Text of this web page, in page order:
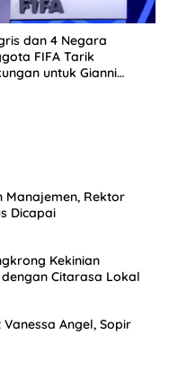
dan 4 Negara
FIFA Tarik
untuk Gianni
Manajemen, Rektor
Dicapai
Kekinian
Citarasa Lokal
Angel, Sopir